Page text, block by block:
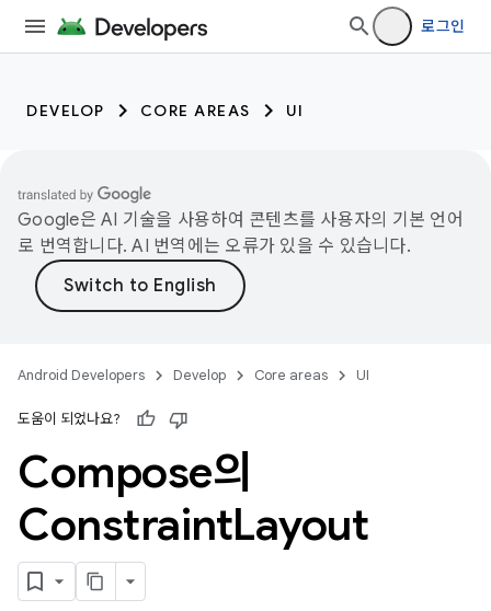
로그인
DEVELOP CORE AREAS UI
Google은 AI 기술을 사용하여 콘텐츠를 사용자의 기본 언어
로 번역합니다. AI 번역에는 오류가 있을 수 있습니다.
Android Developers Develop Core areas UI
도움이 되었나요?
Compose의
ConstraintLayout